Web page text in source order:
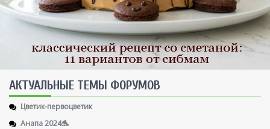
AКТУАЛЬНЫЕ ТЕМЫ ФОРУМОВ
Цветик-первоцветик
Анапа 2024🐬